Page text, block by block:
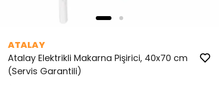
ATALAY
Atalay Elektrikli Makarna Pişirici, 40x70 cm
(Servis Garantili)